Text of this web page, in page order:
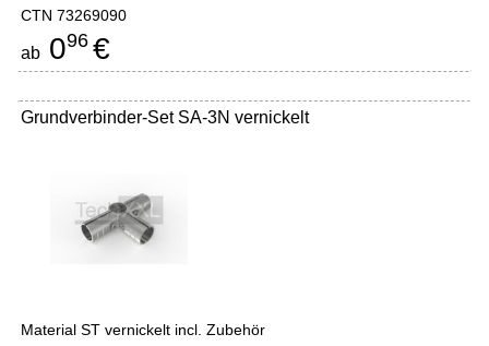
CTN 73269090
ab 096 €
Grundverbinder-Set SA-3N vernickelt
Material ST vernickelt incl. Zubehör